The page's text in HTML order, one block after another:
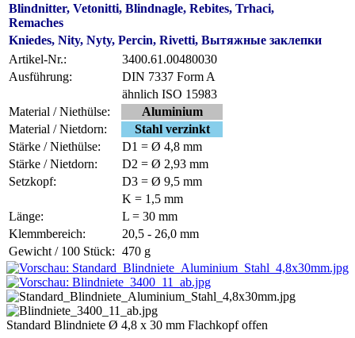
Blindnitter, Vetonitti, Blindnagle, Rebites, Trhaci,
Remaches
Kniedes, Nity, Nyty, Percin, Rivetti, Вытяжные заклепки
Artikel-Nr.:
3400.61.00480030
Ausführung:
DIN 7337 Form A
ähnlich ISO 15983
Material / Niethülse:
Aluminium
Material / Nietdorn:
Stahl verzinkt
Stärke / Niethülse:
D1 = Ø 4,8 mm
Stärke / Nietdorn:
D2 = Ø 2,93 mm
Setzkopf:
D3 = Ø 9,5 mm
K = 1,5 mm
Länge:
L = 30 mm
Klemmbereich:
20,5 - 26,0 mm
Gewicht / 100 Stück: 470 g
Standard Blindniete Ø 4,8 x 30 mm Flachkopf offen